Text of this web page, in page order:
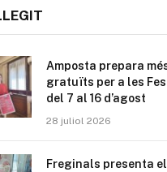
Amposta prepara
gratuïts per a les
del 7 al 16 d’agost
28 juliol 2026
Freginals presenta